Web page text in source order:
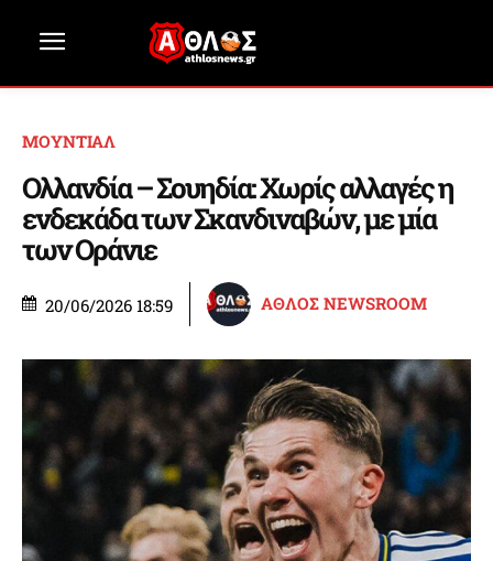
ΜΟΥΝΤΙΑΛ
Ολλανδία – Σουηδία: Χωρίς αλλαγές η
ενδεκάδα των Σκανδιναβών, με μία
των Οράνιε
20/06/2026 18:59 ΑΘΛΟΣ NEWSROOM